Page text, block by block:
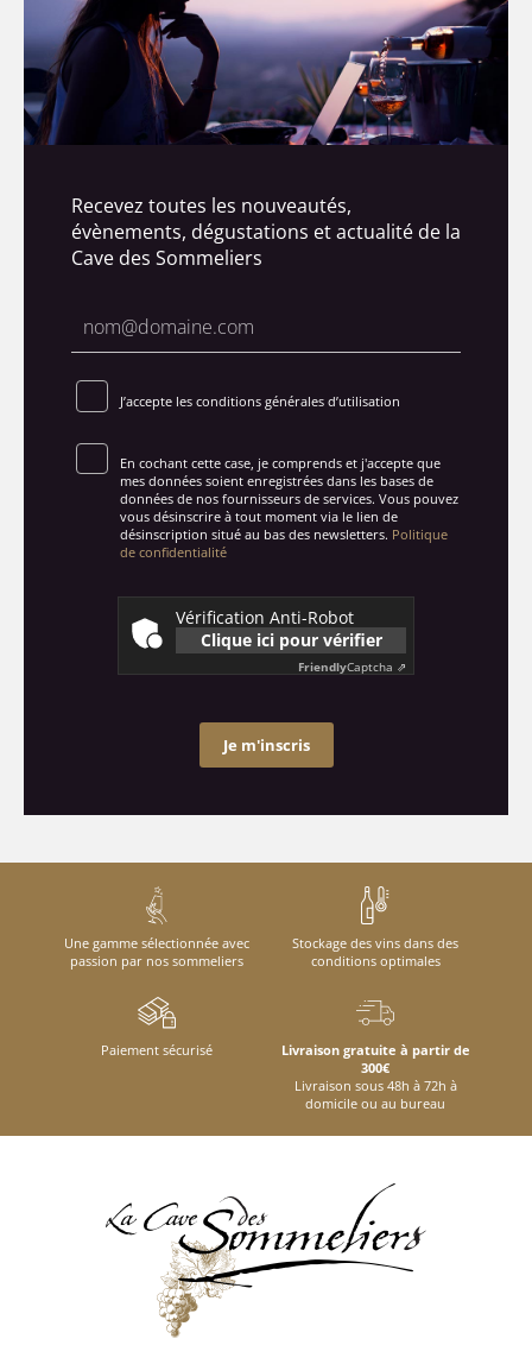
Recevez toutes les nouveautés,
évènements, dégustations et actualité de la
Cave des Sommeliers
J’accepte les conditions générales d’utilisation
En cochant cette case, je comprends et j'accepte que
mes données soient enregistrées dans les bases de
données de nos fournisseurs de services. Vous pouvez
vous désinscrire à tout moment via le lien de
désinscription situé au bas des newsletters. Politique
de confidentialité
Vérification Anti-Robot
Clique ici pour vérifier
FriendlyCaptcha ⇗
Je m'inscris
Une gamme sélectionnée avec
passion par nos sommeliers
Stockage des vins dans des
conditions optimales
Paiement sécurisé
Livraison gratuite à partir de
300€
Livraison sous 48h à 72h à
domicile ou au bureau